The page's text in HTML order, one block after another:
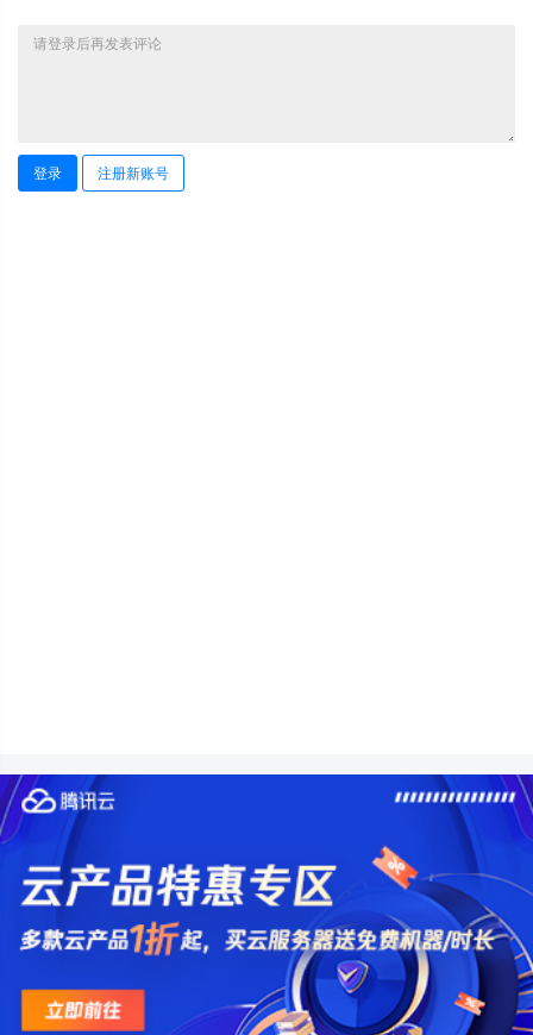
登录 注册新账号